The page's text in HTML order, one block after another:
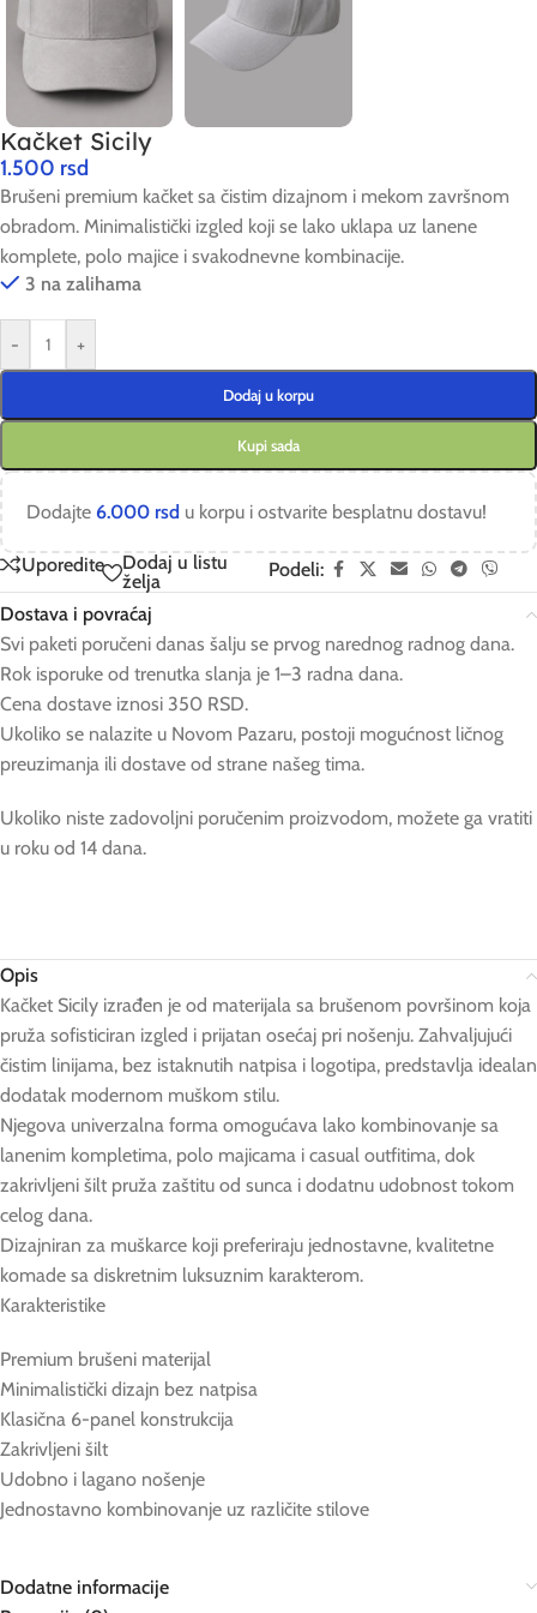
Kačket Sicily
1.500 rsd
Brušeni premium kačket sa čistim dizajnom i mekom završnom
obradom. Minimalistički izgled koji se lako uklapa uz lanene
komplete, polo majice i svakodnevne kombinacije.
3 na zalihama
- +
Dodaj u korpu
Kupi sada
Dodajte 6.000 rsd u korpu i ostvarite besplatnu dostavu!
Uporedite
Dodaj u listu
želja
Podeli:
Dostava i povraćaj
Svi paketi poručeni danas šalju se prvog narednog radnog dana.
Rok isporuke od trenutka slanja je 1–3 radna dana.
Cena dostave iznosi 350 RSD.
Ukoliko se nalazite u Novom Pazaru, postoji mogućnost ličnog
preuzimanja ili dostave od strane našeg tima.
Ukoliko niste zadovoljni poručenim proizvodom, možete ga vratiti
u roku od 14 dana.
Opis
Kačket Sicily izrađen je od materijala sa brušenom površinom koja
pruža sofisticiran izgled i prijatan osećaj pri nošenju. Zahvaljujući
čistim linijama, bez istaknutih natpisa i logotipa, predstavlja idealan
dodatak modernom muškom stilu.
Njegova univerzalna forma omogućava lako kombinovanje sa
lanenim kompletima, polo majicama i casual outfitima, dok
zakrivljeni šilt pruža zaštitu od sunca i dodatnu udobnost tokom
celog dana.
Dizajniran za muškarce koji preferiraju jednostavne, kvalitetne
komade sa diskretnim luksuznim karakterom.
Karakteristike
Premium brušeni materijal
Minimalistički dizajn bez natpisa
Klasična 6-panel konstrukcija
Zakrivljeni šilt
Udobno i lagano nošenje
Jednostavno kombinovanje uz različite stilove
Dodatne informacije